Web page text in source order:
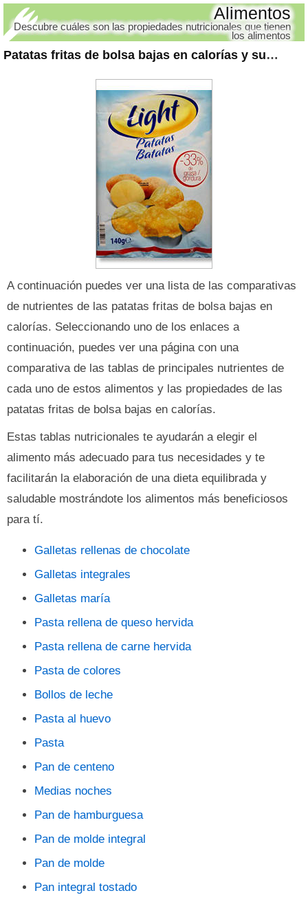
Patatas fritas de bolsa bajas en calorías y sus nutrientes
Alimentos
Descubre cuáles son las propiedades nutricionales que tienen
los alimentos
A continuación puedes ver una lista de las comparativas
de nutrientes de las patatas fritas de bolsa bajas en
calorías. Seleccionando uno de los enlaces a
continuación, puedes ver una página con una
comparativa de las tablas de principales nutrientes de
cada uno de estos alimentos y las propiedades de las
patatas fritas de bolsa bajas en calorías.
Estas tablas nutricionales te ayudarán a elegir el
alimento más adecuado para tus necesidades y te
facilitarán la elaboración de una dieta equilibrada y
saludable mostrándote los alimentos más beneficiosos
para tí.
Galletas rellenas de chocolate
Galletas integrales
Galletas maría
Pasta rellena de queso hervida
Pasta rellena de carne hervida
Pasta de colores
Bollos de leche
Pasta al huevo
Pasta
Pan de centeno
Medias noches
Pan de hamburguesa
Pan de molde integral
Pan de molde
Pan integral tostado